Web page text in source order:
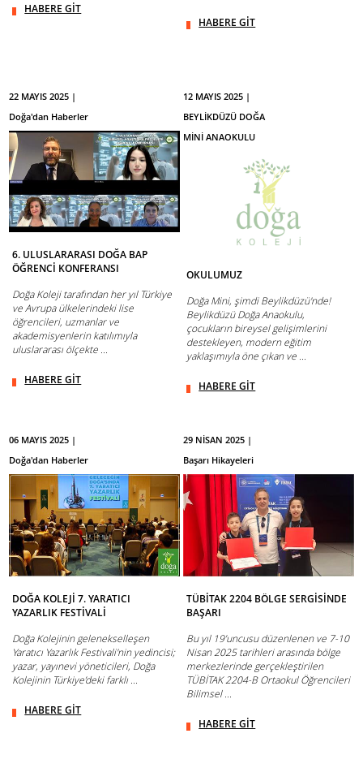
HABERE GİT
HABERE GİT
22 MAYIS 2025 |
Doğa'dan Haberler
6. ULUSLARARASI DOĞA BAP
ÖĞRENCİ KONFERANSI
Doğa Koleji tarafından her yıl Türkiye
ve Avrupa ülkelerindeki lise
öğrencileri, uzmanlar ve
akademisyenlerin katılımıyla
uluslararası ölçekte ...
HABERE GİT
12 MAYIS 2025 |
BEYLİKDÜZÜ DOĞA
MİNİ ANAOKULU
OKULUMUZ
Doğa Mini, şimdi Beylikdüzü'nde!
Beylikdüzü Doğa Anaokulu,
çocukların bireysel gelişimlerini
destekleyen, modern eğitim
yaklaşımıyla öne çıkan ve ...
HABERE GİT
06 MAYIS 2025 |
Doğa'dan Haberler
DOĞA KOLEJİ 7. YARATICI
YAZARLIK FESTİVALİ
Doğa Kolejinin gelenekselleşen
Yaratıcı Yazarlık Festivali'nin yedincisi;
yazar, yayınevi yöneticileri, Doğa
Kolejinin Türkiye’deki farklı ...
HABERE GİT
29 NİSAN 2025 |
Başarı Hikayeleri
TÜBİTAK 2204 BÖLGE SERGİSİNDE
BAŞARI
Bu yıl 19’uncusu düzenlenen ve 7-10
Nisan 2025 tarihleri arasında bölge
merkezlerinde gerçekleştirilen
TÜBİTAK 2204-B Ortaokul Öğrencileri
Bilimsel ...
HABERE GİT